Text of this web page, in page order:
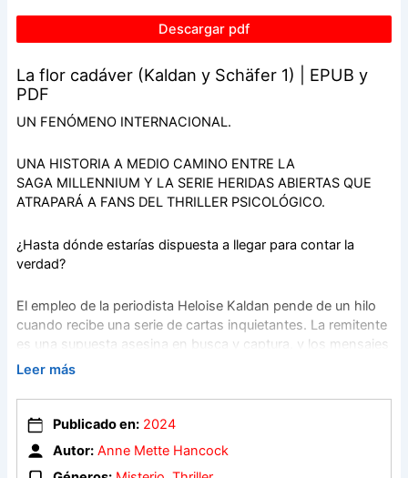
Descargar pdf
La flor cadáver (Kaldan y Schäfer 1) | EPUB y
PDF
UN FENÓMENO INTERNACIONAL.
UNA HISTORIA A MEDIO CAMINO ENTRE LA
SAGA MILLENNIUM Y LA SERIE HERIDAS ABIERTAS QUE
ATRAPARÁ A FANS DEL THRILLER PSICOLÓGICO.
¿Hasta dónde estarías dispuesta a llegar para contar la
verdad?
El empleo de la periodista Heloise Kaldan pende de un hilo
cuando recibe una serie de cartas inquietantes. La remitente
es una supuesta asesina en busca y captura, y los mensajes
contienen información privada sobre Heloise, cosas que
Cuando se produce otro homicidio, las investigaciones del
detective Erik Schäfer y de la propia Heloise se cruzan. ¿Por
qué todas las pistas apuntan a Heloise? ¿Corre peligro su
vida? La periodista pronto se dará cuenta de que, para
Leer más
Publicado en: 2024
Autor: Anne Mette Hancock